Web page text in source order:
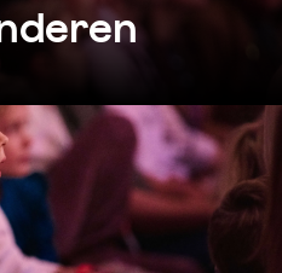
delen met kinderen
onze concerten voor
filmpjes of download de